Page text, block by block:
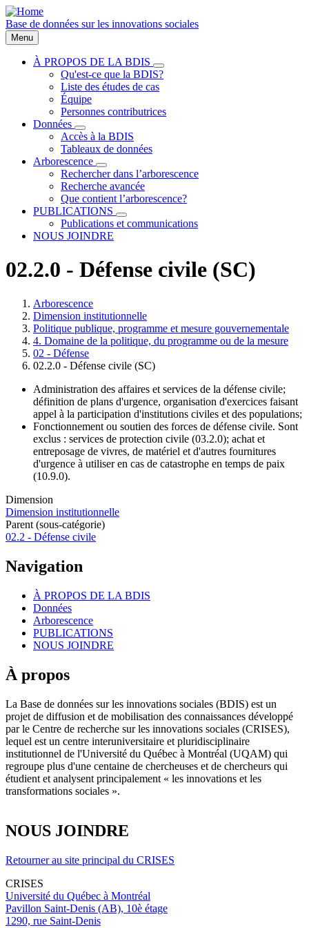
Aller
au
contenu
principal
Base de données sur les innovations sociales
Menu
navigation
À PROPOS DE LA BDIS
sous-
navigation
À
DE
Qu'est-ce que la BDIS?
Liste des études de cas
Équipe
Personnes contributrices
Données
sous-
navigation
Données
Accès à la BDIS
Tableaux de données
Arborescence
sous-
navigation
Arborescence
Rechercher dans l’arborescence
Recherche avancée
Que contient l’arborescence?
PUBLICATIONS
sous-
navigation
Publications et communications
NOUS JOINDRE
02.2.0 - Défense civile (SC)
Fil
d'Ariane
Arborescence
Dimension institutionnelle
Politique publique, programme et mesure gouvernementale
4. Domaine de la politique, du programme ou de la mesure
02 - Défense
02.2.0 - Défense civile (SC)
Administration des affaires et services de la défense civile;
définition de plans d'urgence, organisation d'exercices faisant
appel à la participation d'institutions civiles et des populations;
Fonctionnement ou soutien des forces de défense civile. Sont
exclus : services de protection civile (03.2.0); achat et
entreposage de vivres, de matériel et d'autres fournitures
d'urgence à utiliser en cas de catastrophe en temps de paix
(10.9.0).
Dimension
Dimension institutionnelle
Parent (sous-catégorie)
02.2 - Défense civile
Navigation
À PROPOS DE LA BDIS
Données
Arborescence
PUBLICATIONS
NOUS JOINDRE
À propos
La Base de données sur les innovations sociales (BDIS) est un
projet de diffusion et de mobilisation des connaissances développé
par le Centre de recherche sur les innovations sociales (CRISES),
lequel est un centre interuniversitaire et pluridisciplinaire
institutionnel de l'Université du Québec à Montréal (UQAM) qui
regroupe plus d'une centaine de chercheuses et de chercheurs qui
étudient et analysent principalement « les innovations et les
transformations sociales ».
NOUS JOINDRE
Retourner au site principal du CRISES
CRISES
Université du Québec à Montréal
Pavillon Saint-Denis (AB), 10è étage
1290, rue Saint-Denis